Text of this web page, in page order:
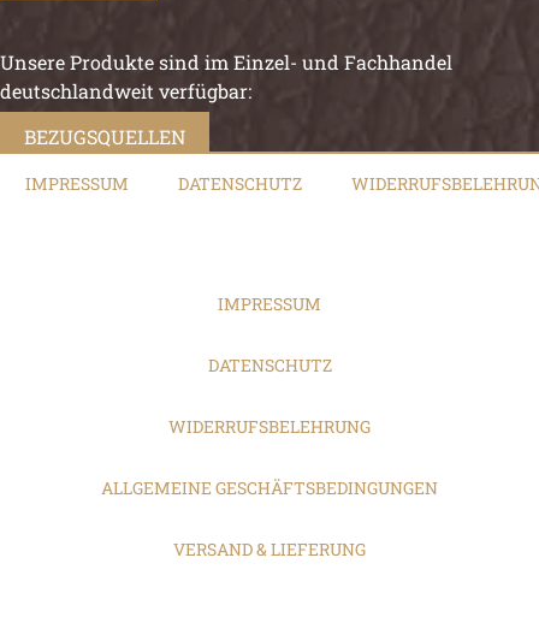
Unsere Produkte sind im Einzel- und Fachhandel
deutschlandweit verfügbar:
BEZUGSQUELLEN
IMPRESSUM DATENSCHUTZ
IMPRESSUM
DATENSCHUTZ
WIDERRUFSBELEHRUNG
ALLGEMEINE GESCHÄFTSBEDINGUNGEN
VERSAND & LIEFERUNG